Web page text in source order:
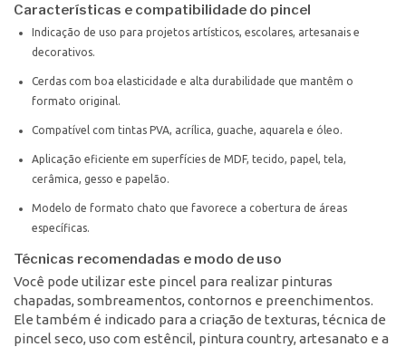
Características e compatibilidade do pincel
Indicação de uso para projetos artísticos, escolares, artesanais e
decorativos.
Cerdas com boa elasticidade e alta durabilidade que mantêm o
formato original.
Compatível com tintas PVA, acrílica, guache, aquarela e óleo.
Aplicação eficiente em superfícies de MDF, tecido, papel, tela,
cerâmica, gesso e papelão.
Modelo de formato chato que favorece a cobertura de áreas
específicas.
Técnicas recomendadas e modo de uso
Você pode utilizar este pincel para realizar pinturas
chapadas, sombreamentos, contornos e preenchimentos.
Ele também é indicado para a criação de texturas, técnica de
pincel seco, uso com estêncil, pintura country, artesanato e a